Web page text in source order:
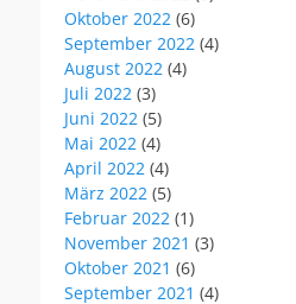
Oktober 2022 (6)
September 2022 (4)
August 2022 (4)
Juli 2022 (3)
Juni 2022 (5)
Mai 2022 (4)
April 2022 (4)
März 2022 (5)
Februar 2022 (1)
November 2021 (3)
Oktober 2021 (6)
September 2021 (4)